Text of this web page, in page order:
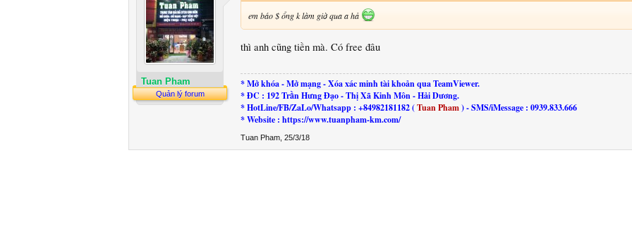
Tuan Pham
Quản lý forum
em báo $ ổng k làm giờ qua a hả
thì anh cũng tiền mà. Có free đâu
* Mở khóa - Mở mạng - Xóa xác minh tài khoản qua TeamViewer.
* ĐC : 192 Trần Hưng Đạo - Thị Xã Kinh Môn - Hải Dương.
* HotLine/FB/ZaLo/Whatsapp : +84982181182 (Tuan Pham) - SMS/iMessage : 0939.833.666
* Website : https://www.tuanpham-km.com/
Tuan Pham 25/3/18